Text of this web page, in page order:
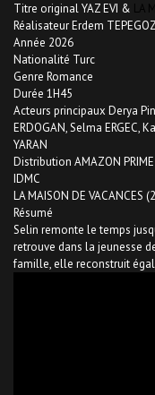
Titre original YAZ EVI & LA
Réalisateur Erdem TEPEGOZ
Année 2026
Nationalité Turc
Genre Romance
Durée 1H45
Acteurs principaux Derya
ERDOGAN, Selma ERGEC,
YARAN
Distribution AMAZON PRIME
IDMC
LA MAISON DE VACANCES
Résumé
Selin remonte le temps
retrouve dans la jeunesse
famille, elle reconstruit